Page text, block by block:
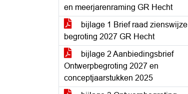
en meerjarenraming GR Hecht
bijlage 1 Brief raad zienswijze
begroting 2027 GR Hecht
bijlage 2 Aanbiedingsbrief
Ontwerpbegroting 2027 en
conceptjaarstukken 2025